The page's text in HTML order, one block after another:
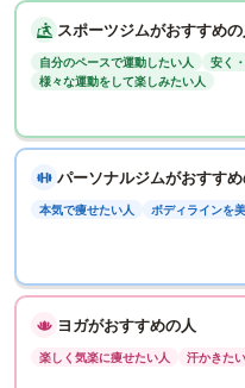
スポーツジムがおすすめの
自分のペースで運動したい人
安く
様々な運動をして楽しみたい人
パーソナルジムがおすすめ
本気で痩せたい人 ボディラインを
ヨガがおすすめの人
楽しく気楽に痩せたい人 汗かきた